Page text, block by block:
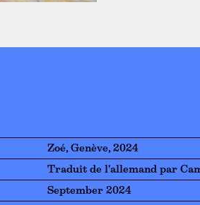
Zoé, Genève, 2024
Traduit de l'allemand par
September 2024